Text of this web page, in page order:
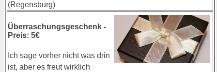
(Regensburg)
Überraschungsgeschenk -
Preis: 5€
Ich sage vorher nicht was drin
ist, aber es freut wirklich